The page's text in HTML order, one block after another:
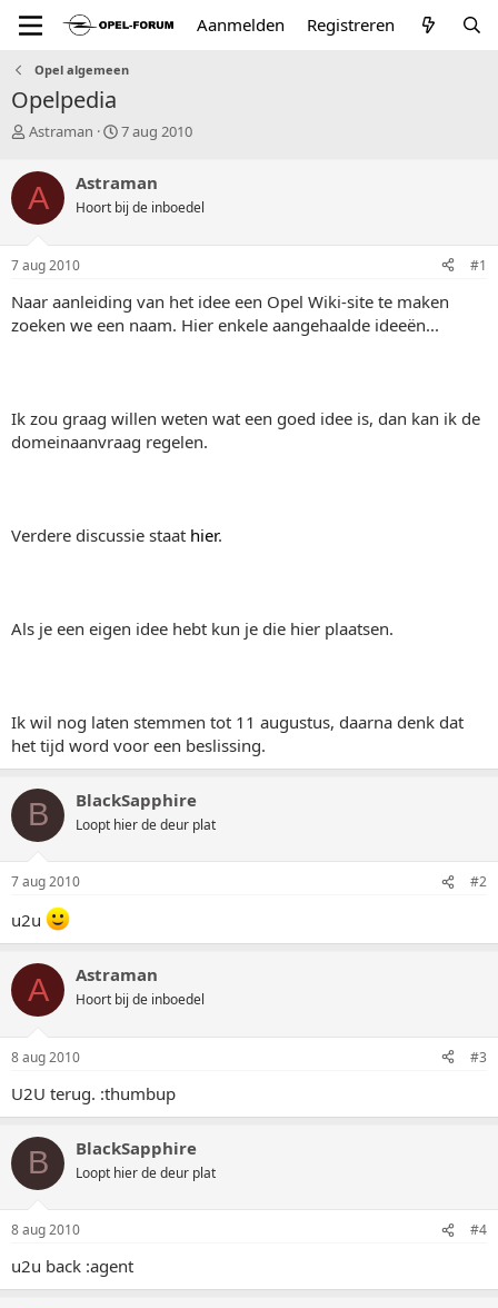
Aanmelden Registreren
Opel algemeen
Opelpedia
T
p
c
s
a
t
e
Astraman
S
r
t
a
m
7 aug 2010
A Astraman
Hoort bij de inboedel
7 aug 2010 #1
Naar aanleiding van het idee een Opel Wiki-site te maken
zoeken we een naam. Hier enkele aangehaalde ideeën...
Ik zou graag willen weten wat een goed idee is, dan kan ik de
domeinaanvraag regelen.
Verdere discussie staat hier.
Als je een eigen idee hebt kun je die hier plaatsen.
Ik wil nog laten stemmen tot 11 augustus, daarna denk dat
het tijd word voor een beslissing.
B BlackSapphire
Loopt hier de deur plat
7 aug 2010 #2
u2u
A Astraman
Hoort bij de inboedel
8 aug 2010 #3
U2U terug. :thumbup
B BlackSapphire
Loopt hier de deur plat
8 aug 2010 #4
u2u back :agent